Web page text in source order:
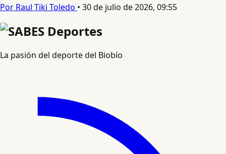
Por Raul Tiki Toledo • 30 de julio de 2026, 09:55
La pasión del deporte del Biobío